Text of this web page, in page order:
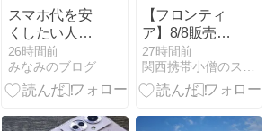
スマホ代を安
くしたい人必
見！おすすめ
プランを解説
26時間前
みなみのブログ
【フロンティ
ア】8/8販売開
始！夏の福箱
全24種類 8/17
正午まで
27時間前
関西携帯小僧のスマホMNP機種変更情報！